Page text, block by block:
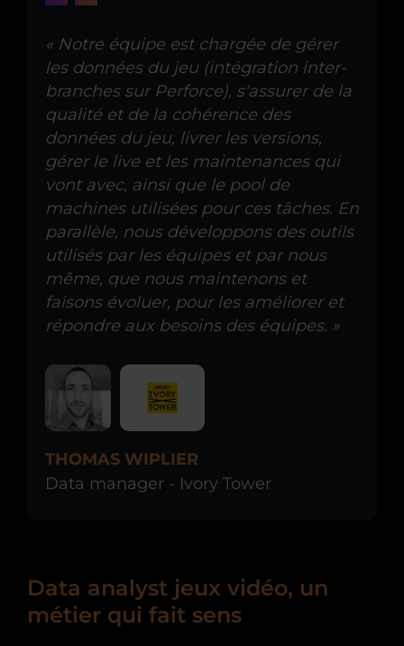
« Notre équipe est chargée de gérer
les données du jeu (intégration inter-
branches sur Perforce), s'assurer de la
qualité et de la cohérence des
données du jeu, livrer les versions,
gérer le live et les maintenances qui
vont avec, ainsi que le pool de
machines utilisées pour ces tâches. En
parallèle, nous développons des outils
utilisés par les équipes et par nous
même, que nous maintenons et
faisons évoluer, pour les améliorer et
répondre aux besoins des équipes. »
THOMAS WIPLIER
Data manager - Ivory Tower
Data analyst jeux vidéo, un
métier qui fait sens